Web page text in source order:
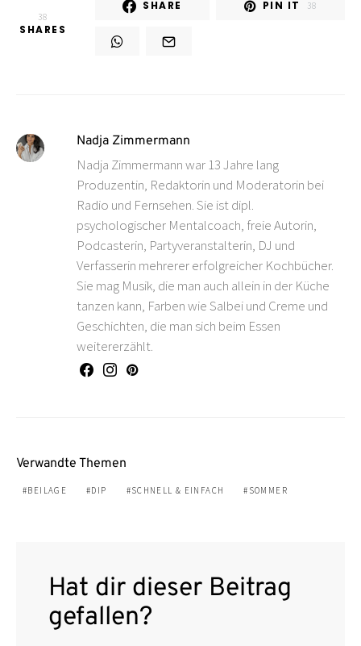
38
SHARES
SHARE PIN IT 38
Nadja Zimmermann
Nadja Zimmermann war 13 Jahre lang
Produzentin, Redaktorin und Moderatorin bei
Radio und Fernsehen. Sie ist dipl.
psychologischer Mentalcoach, freie Autorin,
Podcasterin, Partyveranstalterin, DJ und
Verfasserin mehrerer erfolgreicher Kochbücher.
Sie mag Musik, die man auch allein in der Küche
tanzen kann, Farben wie Salbei und Creme und
Geschichten, die man sich beim Essen
weitererzählt.
Verwandte Themen
BEILAGE DIP SCHNELL & EINFACH SOMMER
Hat dir dieser Beitrag
gefallen?